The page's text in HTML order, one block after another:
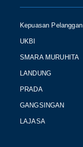
Kepuasan Pelanggan
UKBI
SMARA MURUHITA
LANDUNG
PRADA
GANGSINGAN
LAJASA